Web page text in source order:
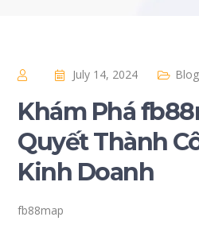
July 14, 2024 Blog
Khám Phá
Quyết Thành
Kinh Doanh
fb88map